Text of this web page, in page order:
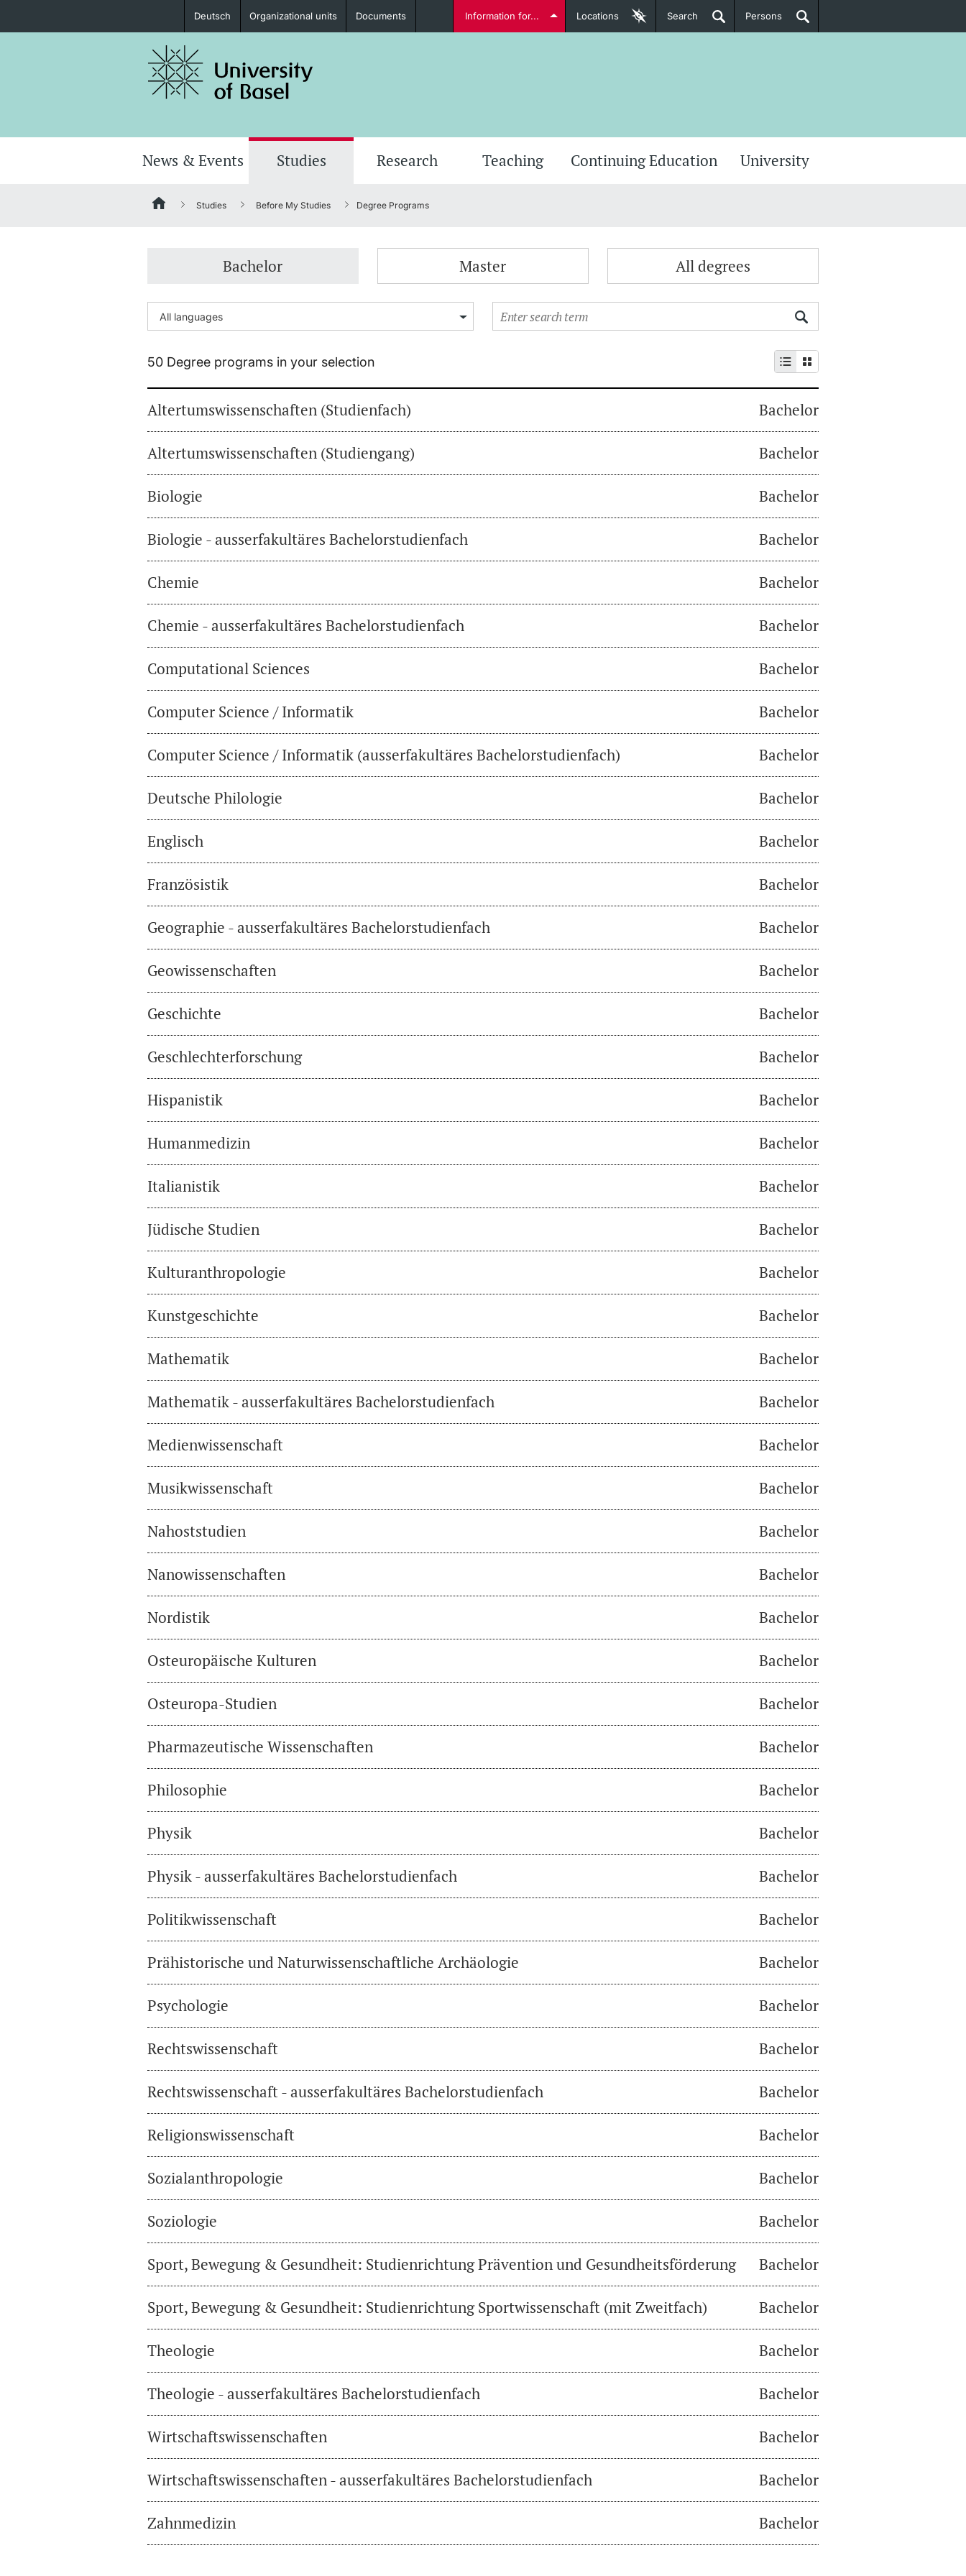
Prospective Students
Donors & Alumni
Further information Further information
Deutsch Organizational units Documents Information for... Locations Search Persons
News & Events Studies Research Teaching Continuing Education University
Studies Before My Studies Degree Programs
Bachelor Master All degrees
50 Degree programs in your selection
Altertumswissenschaften (Studienfach) Bachelor
Altertumswissenschaften (Studiengang) Bachelor
Biologie Bachelor
Biologie - ausserfakultäres Bachelorstudienfach Bachelor
Chemie Bachelor
Chemie - ausserfakultäres Bachelorstudienfach Bachelor
Computational Sciences Bachelor
Computer Science / Informatik Bachelor
Computer Science / Informatik (ausserfakultäres Bachelorstudienfach) Bachelor
Deutsche Philologie Bachelor
Englisch Bachelor
Französistik Bachelor
Geographie - ausserfakultäres Bachelorstudienfach Bachelor
Geowissenschaften Bachelor
Geschichte Bachelor
Geschlechterforschung Bachelor
Hispanistik Bachelor
Humanmedizin Bachelor
Italianistik Bachelor
Jüdische Studien Bachelor
Kulturanthropologie Bachelor
Kunstgeschichte Bachelor
Mathematik Bachelor
Mathematik - ausserfakultäres Bachelorstudienfach Bachelor
Medienwissenschaft Bachelor
Musikwissenschaft Bachelor
Nahoststudien Bachelor
Nanowissenschaften Bachelor
Nordistik Bachelor
Osteuropäische Kulturen Bachelor
Osteuropa-Studien Bachelor
Pharmazeutische Wissenschaften Bachelor
Philosophie Bachelor
Physik Bachelor
Physik - ausserfakultäres Bachelorstudienfach Bachelor
Politikwissenschaft Bachelor
Prähistorische und Naturwissenschaftliche Archäologie Bachelor
Psychologie Bachelor
Rechtswissenschaft Bachelor
Rechtswissenschaft - ausserfakultäres Bachelorstudienfach Bachelor
Religionswissenschaft Bachelor
Sozialanthropologie Bachelor
Soziologie Bachelor
Sport, Bewegung & Gesundheit: Studienrichtung Prävention und Gesundheitsförderung Bachelor
Sport, Bewegung & Gesundheit: Studienrichtung Sportwissenschaft (mit Zweitfach) Bachelor
Theologie Bachelor
Theologie - ausserfakultäres Bachelorstudienfach Bachelor
Wirtschaftswissenschaften Bachelor
Wirtschaftswissenschaften - ausserfakultäres Bachelorstudienfach Bachelor
Zahnmedizin Bachelor